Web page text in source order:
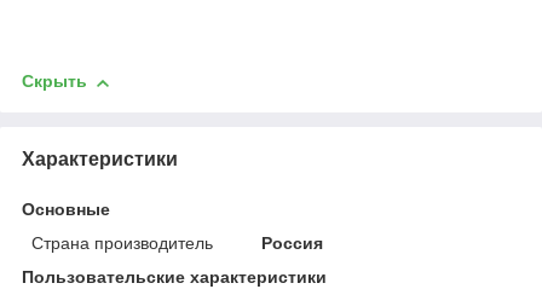
Скрыть
Характеристики
Основные
Страна производитель
Россия
Пользовательские характеристики